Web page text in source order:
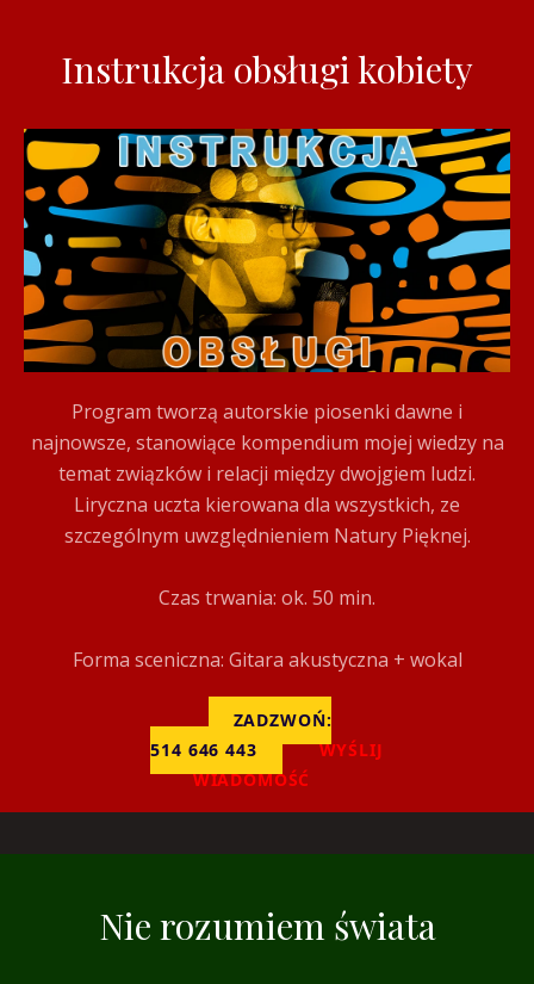
Instrukcja obsługi kobiety
Program tworzą autorskie piosenki dawne i
najnowsze, stanowiące kompendium mojej wiedzy na
temat związków i relacji między dwojgiem ludzi.
Liryczna uczta kierowana dla wszystkich, ze
szczególnym uwzględnieniem Natury Pięknej.
Czas trwania: ok. 50 min.
Forma sceniczna: Gitara akustyczna + wokal
ZADZWOŃ:
514 646 443
WYŚLIJ
WIADOMOŚĆ
Nie rozumiem świata